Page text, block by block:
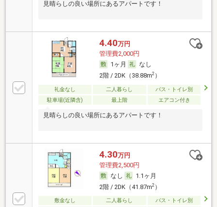
見晴らしの良い場所にあるアパートです！
4.40万円
管理費2,000円
1ヶ月
なし
2階 / 2DK（38.88m2）
礼金なし 二人暮らし
バス・トイレ別
駐車場(近隣含)
最上階 エアコン付き
見晴らしの良い場所にあるアパートです！
4.30万円
管理費2,500円
なし
1.1ヶ月
2階 / 2DK（41.87m2）
敷金なし 二人暮らし
バス・トイレ別